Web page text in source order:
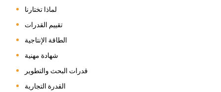
لماذا تختارنا
تقييم القدرات
الطاقة الإنتاجية
شهادة مهنية
قدرات البحث والتطوير
القدرة التجارية